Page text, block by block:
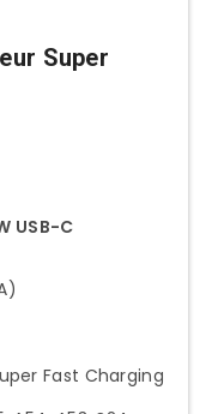
Super
USB-C
Fast Charging